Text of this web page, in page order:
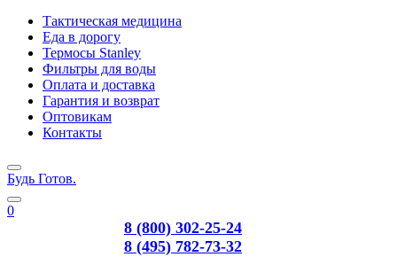
Тактическая медицина
Еда в дорогу
Термосы Stanley
Фильтры для воды
Оплата и доставка
Гарантия и возврат
Оптовикам
Контакты
Будь Готов.
0
8 (800) 302-25-24
8 (495) 782-73-32